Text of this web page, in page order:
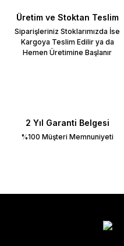
Üretim ve Stoktan Teslim
Siparişleriniz Stoklarımızda İse
Kargoya Teslim Edilir ya da
Hemen Üretimine Başlanır
2 Yıl Garanti Belgesi
%100 Müşteri Memnuniyeti